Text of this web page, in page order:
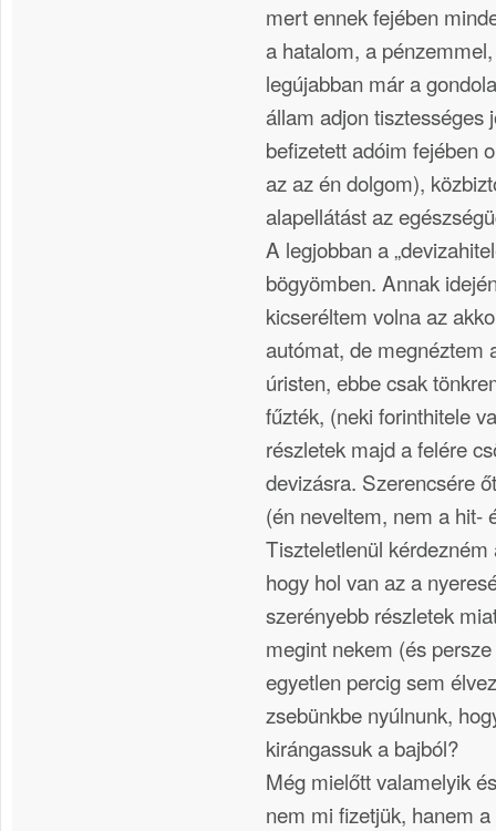
mert ennek fejében
a hatalom, a
legújabban már a
állam adjon tisztességes
befizetett adóim fejében
az az én dolgom),
alapellátást az
A legjobban a
bögyömben. Annak
kicseréltem volna az
autómat, de megnéztem
úristen, ebbe csak
fűzték, (neki forinthitele
részletek majd a felére
devizásra. Szerencsére
(én neveltem, nem a hit-
Tiszteletlenül kérdezném
hogy hol van az a
szerényebb részletek
megint nekem (és
egyetlen percig sem
zsebünkbe nyúlnunk,
kirángassuk a bajból?
Még mielőtt valamelyik
nem mi fizetjük, hanem